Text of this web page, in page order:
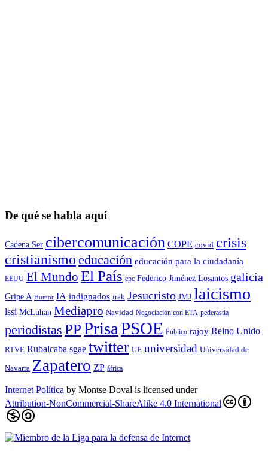
De qué se habla aquí
Cadena Ser cibercomunicación COPE covid crisis
cristianismo educación educación para la ciudadaní­a
EEUU El Mundo El País epc Federico Jiménez Losantos galicia
Gripe A Humor IA indignados irak Jesucristo JMJ laicismo
lssi McLuhan Mediapro Navidad Negociación con ETA pederastia
periodistas PPPrisaPSOE Público rajoy Reino Unido
RTVE Rubalcaba sgae twitter UE universidad Universidad de
Navarra Zapatero ZP áfrica
Internet Política by Montse Doval is licensed under
Attribution-NonCommercial-ShareAlike 4.0 International